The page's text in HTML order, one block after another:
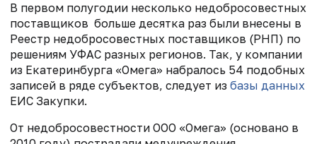
В первом полугодии несколько недобросовестных
поставщиков больше десятка раз были внесены в
Реестр недобросовестных поставщиков (РНП) по
решениям УФАС разных регионов. Так, у компании
из Екатеринбурга «Омега» набралось 54 подобных
записей в ряде субъектов, следует из базы данных
ЕИС Закупки.
От недобросовестности ООО «Омега» (основано в